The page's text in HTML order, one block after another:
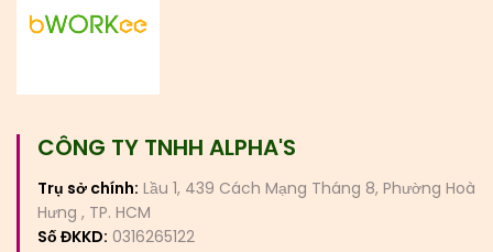
CÔNG TY TNHH ALPHA'S
Trụ sở chính: Lầu 1, 439 Cách Mạng Tháng 8, Phường Hoà
Hưng , TP. HCM
Số ĐKKD: 0316265122